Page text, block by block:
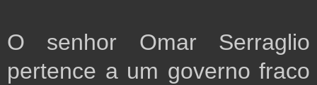
O senhor Omar Serraglio
pertence a um governo fraco